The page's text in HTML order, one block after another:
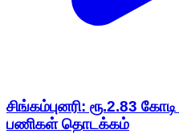
சிங்கம்புனரி: ரூ.2.83
பணிகள் தொடக்கம்